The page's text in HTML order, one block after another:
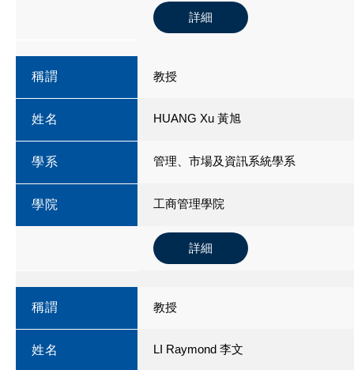
詳細
稱謂 教授
姓名 HUANG Xu 黃旭
學系 管理、市場及資訊系統學系
學院 工商管理學院
詳細
稱謂 教授
姓名 LI Raymond 李文